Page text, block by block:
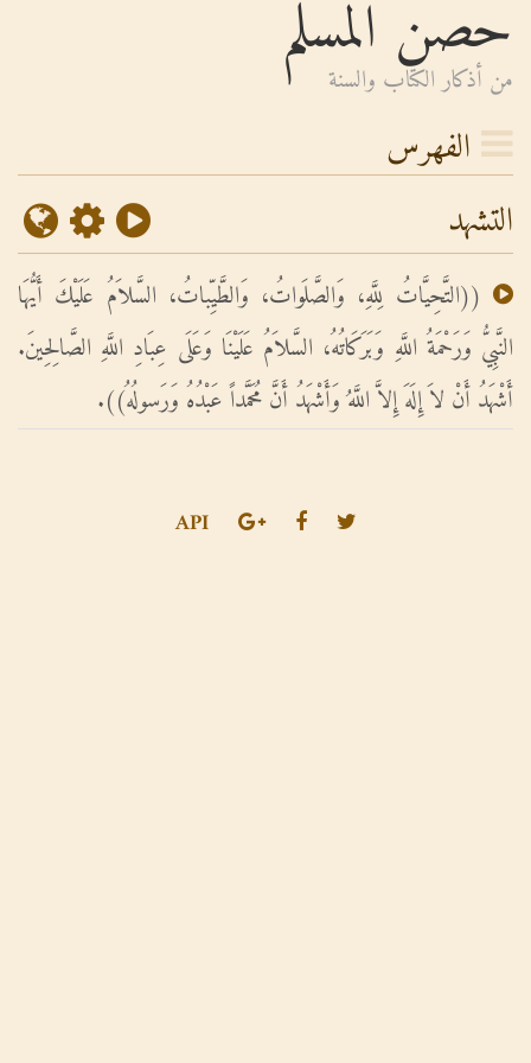
حصن المسلم
من أذكار الكتاب والسنة
الفهرس
التشهد
((التَّحِيَّاتُ لِلَّهِ، وَالصَّلَواتُ، وَالطَّيِّباتُ، السَّلاَمُ عَلَيْكَ أَيُّهَا
النَّبِيُّ وَرَحْمَةُ اللَّهِ وَبَرَكَاتُهُ، السَّلاَمُ عَلَيْنَا وَعَلَى عِبَادِ اللَّهِ الصَّالِحِينَ.
أَشْهَدُ أَنْ لاَ إِلَهَ إِلاَّ اللَّهُ وَأَشْهَدُ أَنَّ مُحَمَّداً عَبْدُهُ وَرَسولُهُ)).
API